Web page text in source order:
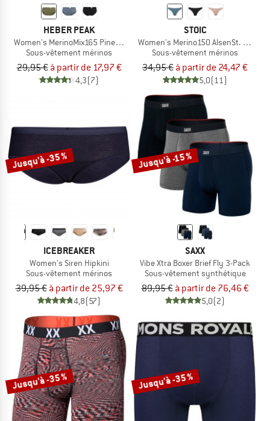
HEBER PEAK
Women's MerinoMix165 PineconeHe. Hipster
Sous-vêtement mérinos
29,95 € à partir de 17,97 €
4,3(7)
STOIC
Women's Merino150 AlsenSt. Thong
Sous-vêtement mérinos
34,95 € à partir de 24,47 €
5,0(11)
Jusqu'à -35 %
ICEBREAKER
Women's Siren Hipkini
Sous-vêtement mérinos
39,95 € à partir de 25,97 €
4,8(57)
Jusqu'à -15 %
SAXX
Vibe Xtra Boxer Brief Fly 3-Pack
Sous-vêtement synthétique
89,95 € à partir de 76,46 €
5,0(2)
Jusqu'à -35 % Jusqu'à -35 %